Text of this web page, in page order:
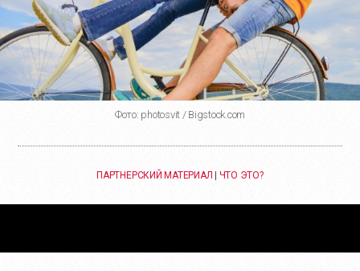
Фото: photosvit / Bigstock.com
ПАРТНЕРСКИЙ МАТЕРИАЛ | ЧТО ЭТО?